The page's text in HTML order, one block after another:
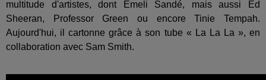
multitude d'artistes, dont Emeli Sandé, mais aussi Ed
Sheeran, Professor Green ou encore Tinie Tempah.
Aujourd'hui, il cartonne grâce à son tube « La La La », en
collaboration avec Sam Smith.